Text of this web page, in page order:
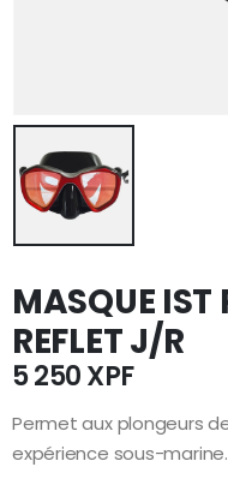
MASQUE IST
REFLET J/R
5 250XPF
Permet aux plongeurs
expérience sous-marine.